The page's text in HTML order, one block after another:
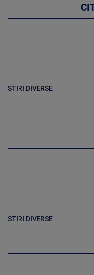
STIRI DIVERSE
STIRI DIVERSE